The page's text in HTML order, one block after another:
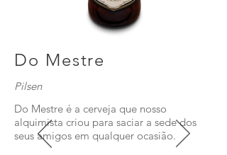
Do Mestre
Pilsen
Do Mestre é a cerveja que nosso
alquimista criou para saciar a sede dos
seus amigos em qualquer ocasião.